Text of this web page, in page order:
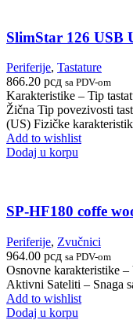
SlimStar 126 USB
Periferije, Tastature
866.20 рсд sa PDV-om
Karakteristike – Tip
Žična Tip povezivosti
(US) Fizičke
Add to wishlist
Dodaj u korpu
SP-HF180 coffe
Periferije, Zvučnici
964.00 рсд sa PDV-om
Osnovne karakteristike
Aktivni Sateliti – Snaga
Add to wishlist
Dodaj u korpu